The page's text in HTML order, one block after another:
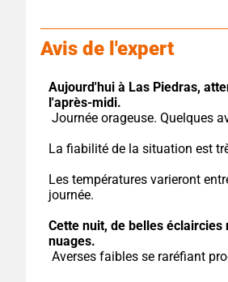
Avis de l'expert
Aujourd'hui à Las Piedras,
l'après-midi.
Journée orageuse. Quelques
La fiabilité de la situation est
Les températures varieront
journée.
Cette nuit, de belles éclaircies
nuages.
Averses faibles se raréfiant